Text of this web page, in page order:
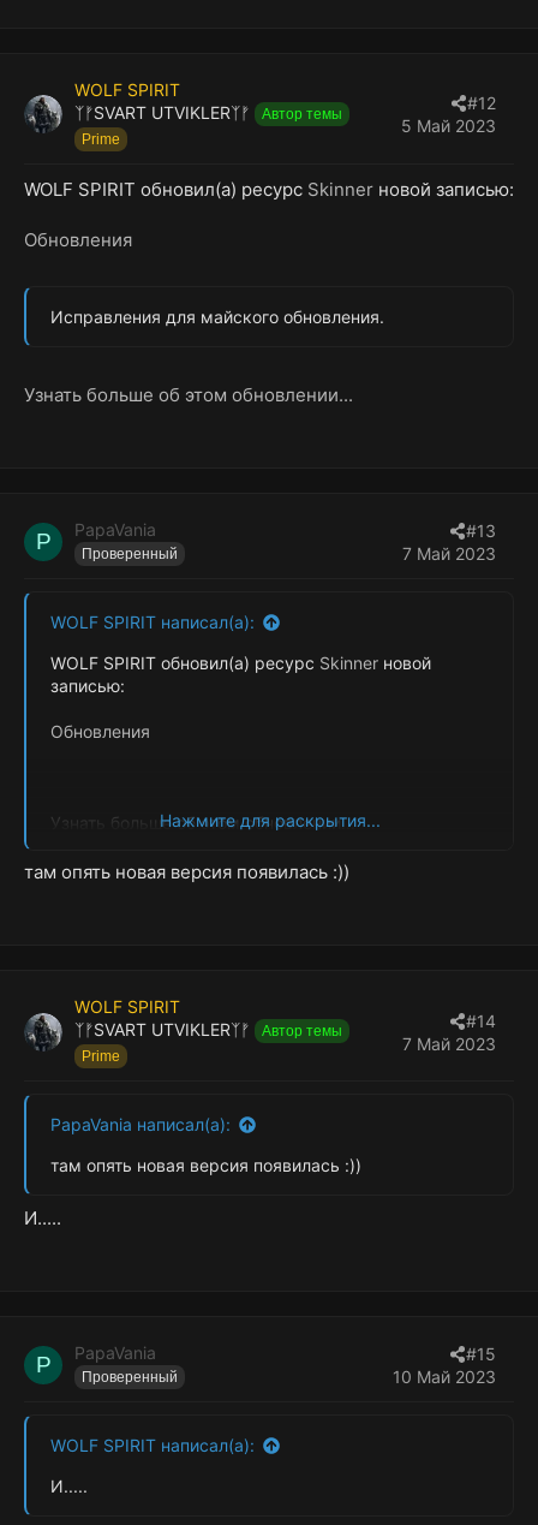
WOLF SPIRIT
ᛉᚠSVART UTVIKLERᛉᚠ
Автор темы
Prime
5 Май 2023
#12
WOLF SPIRIT обновил(а) ресурс Skinner новой записью:
Обновления
Исправления для майского обновления.
Узнать больше об этом обновлении...
P PapaVania
Проверенный 7 Май 2023
#13
WOLF SPIRIT написал(а):
WOLF SPIRIT обновил(а) ресурс Skinner новой
записью:
Обновления
Узнать больше об этом обновлении...
Нажмите для раскрытия...
там опять новая версия появилась :))
WOLF SPIRIT
ᛉᚠSVART UTVIKLERᛉᚠ
Автор темы
Prime
7 Май 2023
#14
PapaVania написал(а):
там опять новая версия появилась :))
И.....
P PapaVania
Проверенный 10 Май 2023
#15
WOLF SPIRIT написал(а):
И.....